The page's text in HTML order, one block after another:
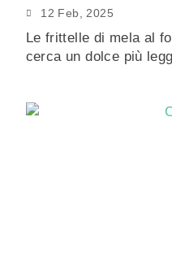
12 Feb, 2025
Le frittelle di mela al
cerca un dolce più